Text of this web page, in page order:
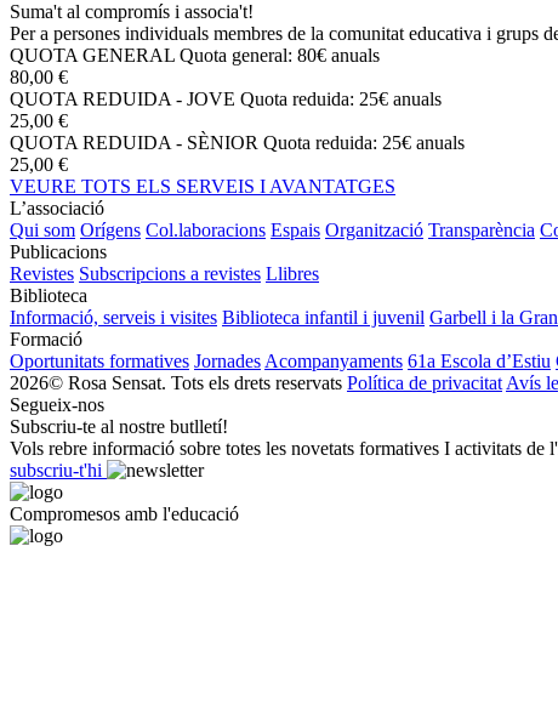
Suma't al compromís i associa't!
Per a persones individuals membres de la comunitat educativa i grups
QUOTA GENERAL Quota general: 80€ anuals
80,00 €
QUOTA REDUIDA - JOVE Quota reduida: 25€ anuals
25,00 €
QUOTA REDUIDA - SÈNIOR Quota reduida: 25€ anuals
25,00 €
VEURE TOTS ELS SERVEIS I AVANTATGES
L’associació
Qui som Orígens Col.laboracions Espais Organització Transparència
Publicacions
Revistes Subscripcions a revistes Llibres
Biblioteca
Informació, serveis i visites Biblioteca infantil i juvenil Garbell i la
Formació
Oportunitats formatives Jornades Acompanyaments 61a Escola d’Estiu
2026© Rosa Sensat. Tots els drets reservats Política de privacitat Avís
Segueix-nos
Subscriu-te al nostre butlletí!
Vols rebre informació sobre totes les novetats formatives I activitats de
subscriu-t'hi
Compromesos amb l'educació